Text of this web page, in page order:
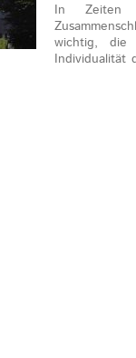
In Zeiten
wichtig,
Individualität